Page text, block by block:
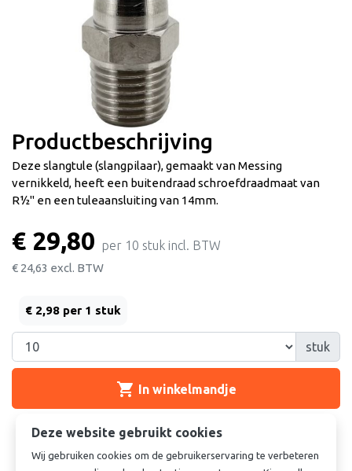
Productbeschrijving
Deze slangtule (slangpilaar), gemaakt van Messing
vernikkeld, heeft een buitendraad schroefdraadmaat van
R½" en een tuleaansluiting van 14mm.
€ 29,80 per 10 stuk incl. BTW
€ 24,63 excl. BTW
€ 2,98 per 1 stuk
stuk
shopping_cart In winkelmandje
Meer dan 10 stuks?Klik hier voorofferte
Deze website gebruikt cookies
Wij gebruiken cookies om de gebruikerservaring te verbeteren